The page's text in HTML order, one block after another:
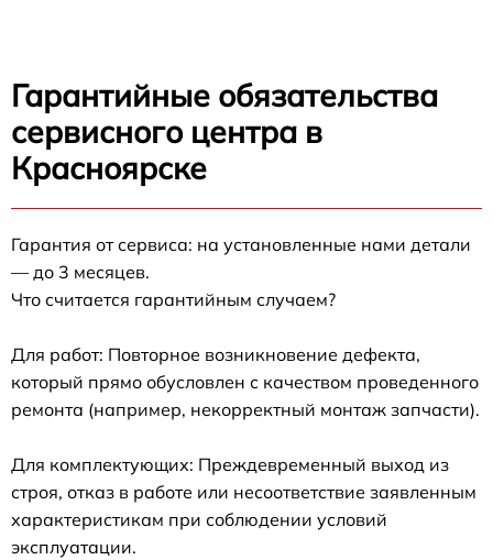
Гарантийные обязательства
сервисного центра в
Красноярске
Гарантия от сервиса: на установленные нами детали
— до 3 месяцев.
Что считается гарантийным случаем?
Для работ: Повторное возникновение дефекта,
который прямо обусловлен с качеством проведенного
ремонта (например, некорректный монтаж запчасти).
Для комплектующих: Преждевременный выход из
строя, отказ в работе или несоответствие заявленным
характеристикам при соблюдении условий
эксплуатации.